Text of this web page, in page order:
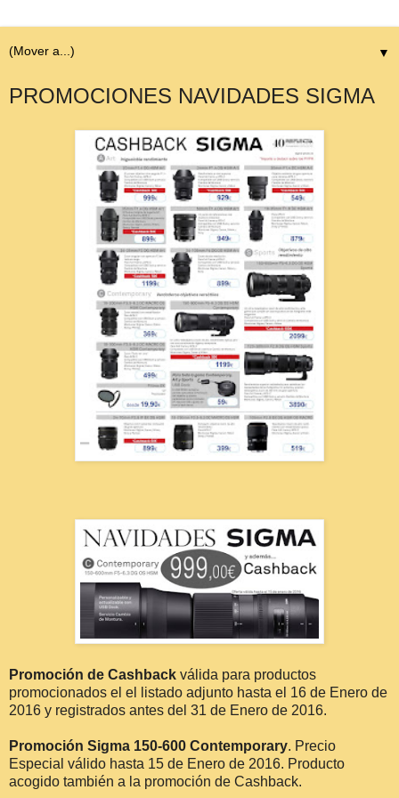
▼
PROMOCIONES NAVIDADES SIGMA
Promoción de Cashback válida para productos
promocionados el el listado adjunto hasta el 16 de Enero de
2016 y registrados antes del 31 de Enero de 2016.
Promoción Sigma 150-600 Contemporary. Precio
Especial válido hasta 15 de Enero de 2016. Producto
acogido también a la promoción de Cashback.